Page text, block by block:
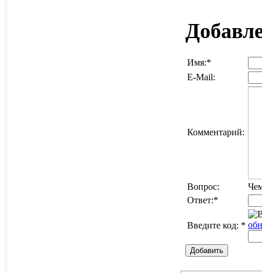
Имя:*
E-Mail:
Комментарий:
Вопрос:
Ответ:*
Введите код: *
Добавить